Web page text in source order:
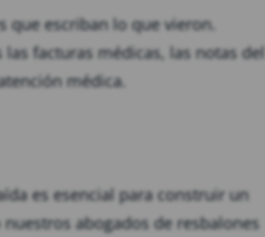
que escriban lo que vieron.
facturas médicas, las notas del
médica.
es esencial para construir un
abogados de resbalones